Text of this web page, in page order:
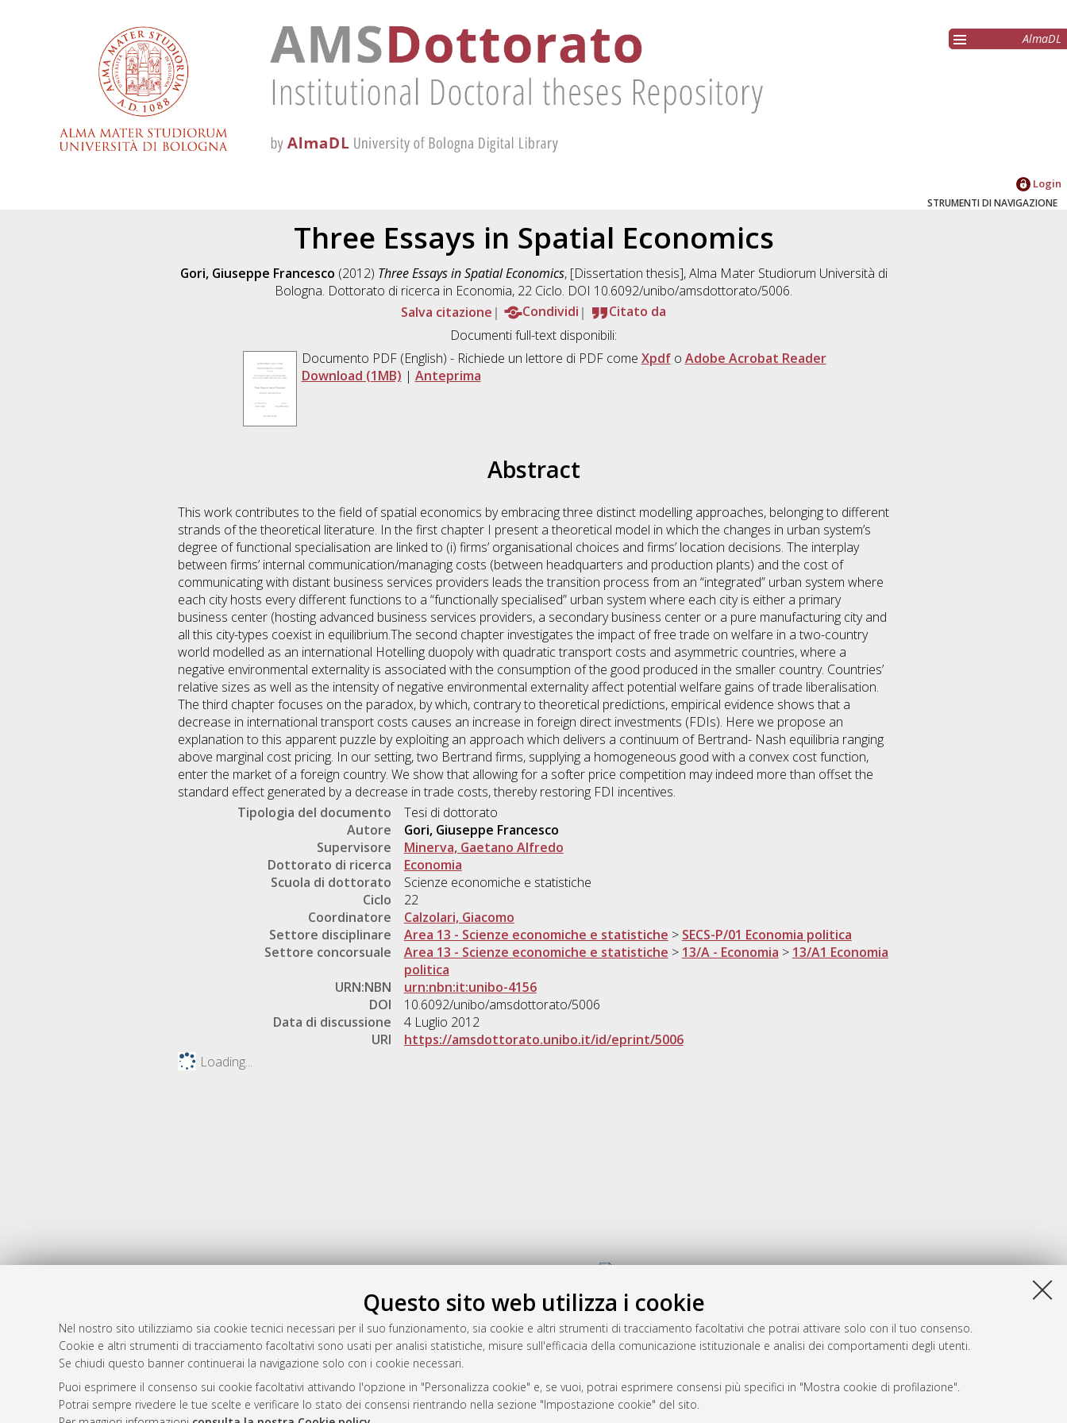
Questo sito web utilizza i cookie
Nel nostro sito utilizziamo sia cookie tecnici necessari per il suo funzionamento, sia cookie e altri strumenti di tracciamento facoltativi che potrai attivare solo con il tuo consenso.
Cookie e altri strumenti di tracciamento facoltativi sono usati per analisi statistiche, misure sull'efficacia della comunicazione istituzionale e analisi dei comportamenti degli utenti.
Se chiudi questo banner continuerai la navigazione solo con i cookie necessari.
Puoi esprimere il consenso sui cookie facoltativi attivando l'opzione in "Personalizza cookie" e, se vuoi, potrai esprimere consensi più specifici in "Mostra cookie di profilazione".
Potrai sempre rivedere le tue scelte e verificare lo stato dei consensi rientrando nella sezione "Impostazione cookie" del sito.
AlmaDL
Login
STRUMENTI DI NAVIGAZIONE
Three Essays in Spatial Economics
Gori, Giuseppe Francesco (2012) Three Essays in Spatial Economics, [Dissertation thesis], Alma Mater Studiorum Università di
Bologna. Dottorato di ricerca in Economia, 22 Ciclo. DOI 10.6092/unibo/amsdottorato/5006.
Salva citazione
Condividi
Citato da
Documenti full-text disponibili:
Documento PDF(English) - Richiede un lettore di PDF come Xpdfo Adobe Acrobat Reader
Download (1MB) | Anteprima
Abstract
This work contributes to the field of spatial economics by embracing three distinct modelling approaches, belonging to different
strands of the theoretical literature. In the first chapter I present a theoretical model in which the changes in urban system’s
degree of functional specialisation are linked to (i) firms’ organisational choices and firms’ location decisions. The interplay
between firms’ internal communication/managing costs (between headquarters and production plants) and the cost of
communicating with distant business services providers leads the transition process from an “integrated” urban system where
each city hosts every different functions to a “functionally specialised” urban system where each city is either a primary
business center (hosting advanced business services providers, a secondary business center or a pure manufacturing city and
all this city-types coexist in equilibrium.The second chapter investigates the impact of free trade on welfare in a two-country
world modelled as an international Hotelling duopoly with quadratic transport costs and asymmetric countries, where a
negative environmental externality is associated with the consumption of the good produced in the smaller country. Countries’
relative sizes as well as the intensity of negative environmental externality affect potential welfare gains of trade liberalisation.
The third chapter focuses on the paradox, by which, contrary to theoretical predictions, empirical evidence shows that a
decrease in international transport costs causes an increase in foreign direct investments (FDIs). Here we propose an
explanation to this apparent puzzle by exploiting an approach which delivers a continuum of Bertrand- Nash equilibria ranging
above marginal cost pricing. In our setting, two Bertrand firms, supplying a homogeneous good with a convex cost function,
enter the market of a foreign country. We show that allowing for a softer price competition may indeed more than offset the
standard effect generated by a decrease in trade costs, thereby restoring FDI incentives.
Tipologia del documento
Tesi di dottorato
Autore
Gori, Giuseppe Francesco
Supervisore
Minerva, Gaetano Alfredo
Dottorato di ricerca
Economia
Scuola di dottorato
Scienze economiche e statistiche
Ciclo
22
Coordinatore
Calzolari, Giacomo
Settore disciplinare
Area 13 - Scienze economiche e statistiche > SECS-P/01 Economia politica
Settore concorsuale
Area 13 - Scienze economiche e statistiche > 13/A - Economia > 13/A1 Economia
politica
URN:NBN
urn:nbn:it:unibo-4156
DOI
10.6092/unibo/amsdottorato/5006
Data di discussione
4 Luglio 2012
URI
https://amsdottorato.unibo.it/id/eprint/5006
Loading...
Atom
Rss 1.0
Rss 2.0
AMS Dottorato
ISSN: 2038-7946
Servizio implementato e gestito da
Impostazioni Cookie
Informativa sulla privacy